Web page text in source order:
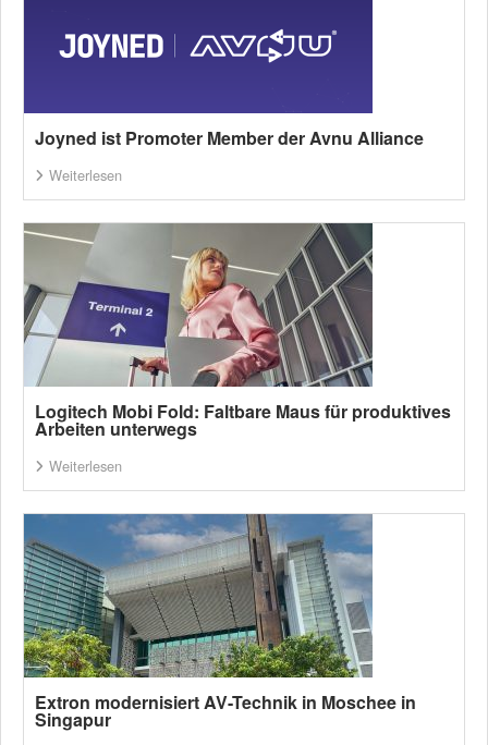
Joyned ist Promoter Member der Avnu Alliance
Weiterlesen
Logitech Mobi Fold: Faltbare Maus für produktives
Arbeiten unterwegs
Weiterlesen
Extron modernisiert AV-Technik in Moschee in
Singapur